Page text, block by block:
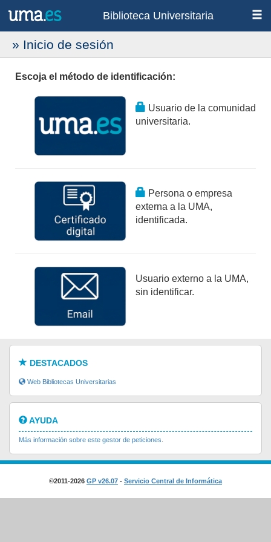
Biblioteca Universitaria
» Inicio de sesión
Escoja el método de identificación:
Usuario de la comunidad
universitaria.
Persona o empresa
externa a la UMA,
identificada.
Usuario externo a la UMA,
sin identificar.
DESTACADOS
Web Bibliotecas Universitarias
AYUDA
Más información sobre este gestor de peticiones
©2011-2026 GP v26.07 - Servicio Central de Informática